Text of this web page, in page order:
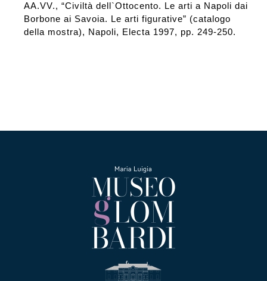
AA.VV., “Civiltà dell`Ottocento. Le arti a Napoli dai
Borbone ai Savoia. Le arti figurative” (catalogo
della mostra), Napoli, Electa 1997, pp. 249-250.